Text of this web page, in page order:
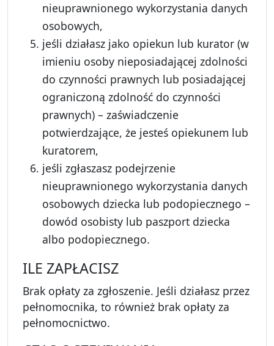
nieuprawnionego wykorzystania danych
osobowych,
jeśli działasz jako opiekun lub kurator (w
imieniu osoby nieposiadającej zdolności
do czynności prawnych lub posiadającej
ograniczoną zdolność do czynności
prawnych) – zaświadczenie
potwierdzające, że jesteś opiekunem lub
kuratorem,
jeśli zgłaszasz podejrzenie
nieuprawnionego wykorzystania danych
osobowych dziecka lub podopiecznego –
dowód osobisty lub paszport dziecka
albo podopiecznego.
ILE ZAPŁACISZ
Brak opłaty za zgłoszenie. Jeśli działasz przez
pełnomocnika, to również brak opłaty za
pełnomocnictwo.